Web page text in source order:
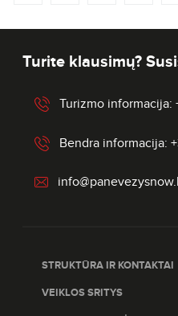
Turite klausimų?
Turizmo informacija:
Bendra informacija:
STRUKTŪRA IR KONTAKTAI
VEIKLOS SRITYS